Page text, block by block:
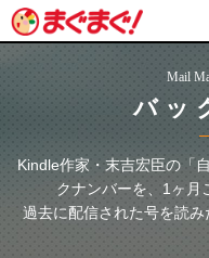
Mail
バッ
Kindle作家・末吉宏臣の「
クナンバーを、1ヶ月
過去に配信された号を読